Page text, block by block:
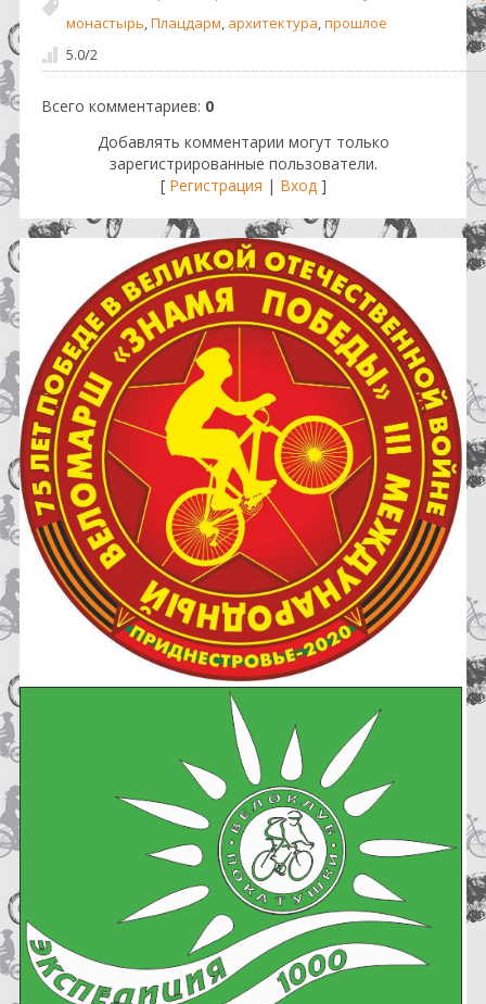
монастырь Плацдарм архитектура прошлое
5.0/2
Всего комментариев: 0
Добавлять комментарии могут только
зарегистрированные пользователи.
[ Регистрация | Вход]